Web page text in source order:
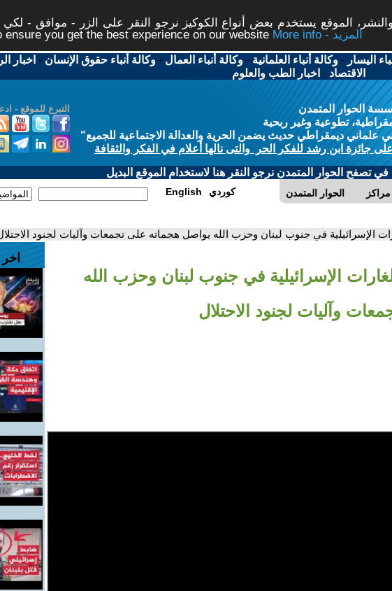
الموقع يستخدم بعض أنواع الكوكيز نرجو النقر على الزر - موافق - لكي
you get the best experience on our website
More info - المزيد
اليسار -وكالة أنباء العلمانية -وكالة أنباء العمال -وكالة أنباء حقوق الإنسان - اخبار
الاقتصاد - اخبار الطب والعلوم
التبرع للموقع -
الحوار المتمدن
تطوعية وغير ربحية
ديمقراطي حديث يضمن الحرية والعدالة الاجتماعية للجميع"
جائزة ابن رشد للفكر الحر والتى نالها أعلام في الفكر والثقافة
في تصفح الحوار المتمدن نرجو النقر هنا لاستخدام الموقع البديل
الحوار المتمدن مراكز English كوردي
الإسرائيلية في جنوب لبنان وحزب الله يواصل هجماته على تجمعات وآليات لجنود
الإسرائيلية في جنوب لبنان وحزب الله
وآليات لجنود الاحتلال
اخر